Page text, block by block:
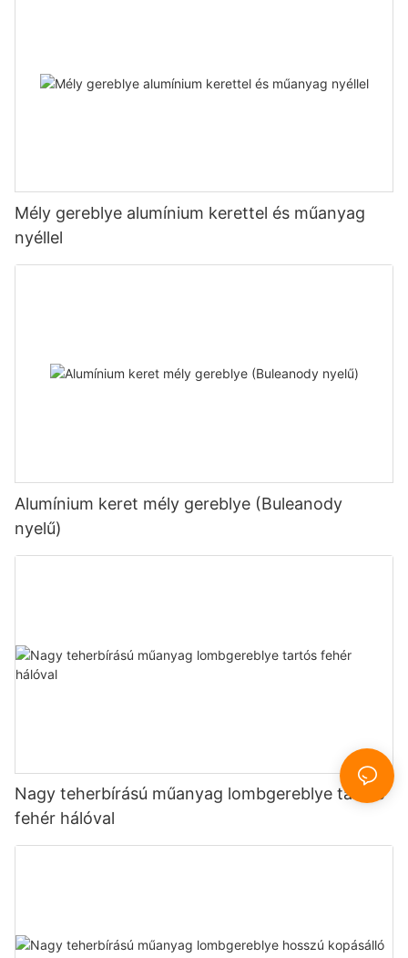
Mély gereblye alumínium kerettel és műanyag
nyéllel
Alumínium keret mély gereblye (Buleanody
nyelű)
Nagy teherbírású műanyag lombgereblye tartós
fehér hálóval